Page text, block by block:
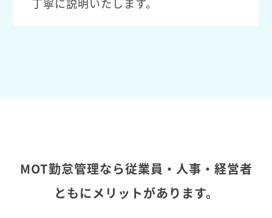
MOT勤怠管理なら従業員・人事・経営者
ともにメリットがあります。